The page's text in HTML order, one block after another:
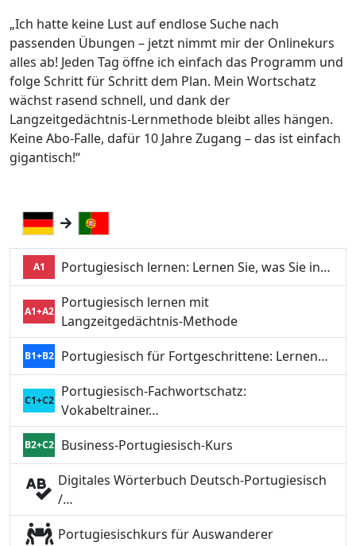
„Ich hatte keine Lust auf endlose Suche nach
passenden Übungen – jetzt nimmt mir der Onlinekurs
alles ab! Jeden Tag öffne ich einfach das Programm und
folge Schritt für Schritt dem Plan. Mein Wortschatz
wächst rasend schnell, und dank der
Langzeitgedächtnis-Lernmethode bleibt alles hängen.
Keine Abo-Falle, dafür 10 Jahre Zugang – das ist einfach
gigantisch!“
A1 Portugiesisch lernen: Lernen Sie, was Sie in…
A1+A2
Portugiesisch lernen mit
Langzeitgedächtnis-Methode
B1+B2 Portugiesisch für Fortgeschrittene: Lernen…
C1+C2
Portugiesisch-Fachwortschatz:
Vokabeltrainer…
B2+C2
Business-Portugiesisch-Kurs
Digitales Wörterbuch Deutsch-Portugiesisch
/…
Portugiesischkurs für Auswanderer